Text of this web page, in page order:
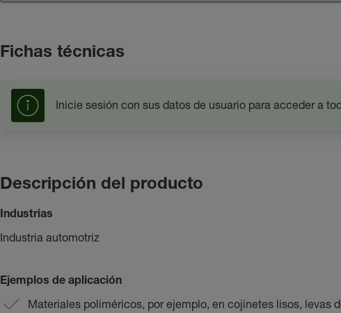
Fichas técnicas
Inicie sesión con sus datos de usuario para acceder a
Descripción del producto
Industrias
Industria automotriz
Ejemplos de aplicación
Materiales poliméricos, por ejemplo, en cojinetes lisos, levas